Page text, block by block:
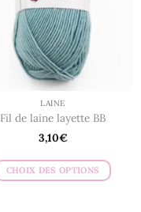
être
choisies
sur
la
page
du
produit
LAINE
Fil de laine layette BB
3,10€
CHOIX DES OPTIONS